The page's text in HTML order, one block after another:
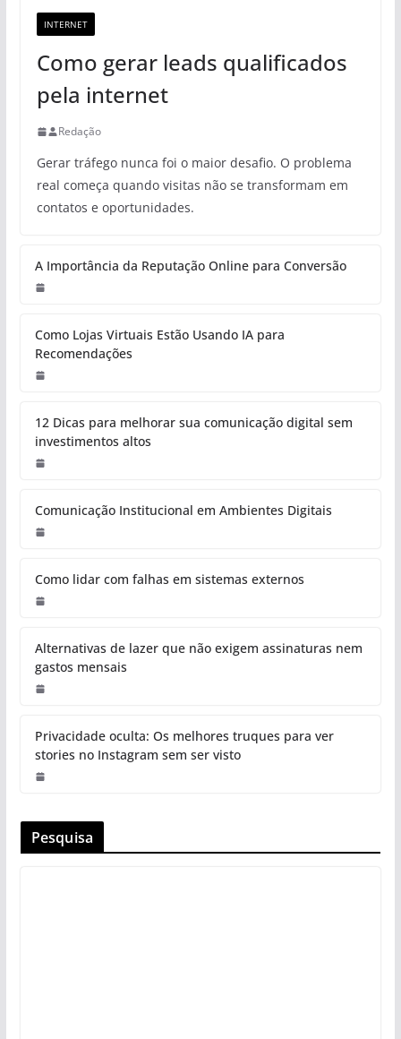
INTERNET
Como gerar leads qualificados
pela internet
Redação
Gerar tráfego nunca foi o maior desafio. O problema
real começa quando visitas não se transformam em
contatos e oportunidades.
A Importância da Reputação Online para Conversão
Como Lojas Virtuais Estão Usando IA para
Recomendações
12 Dicas para melhorar sua comunicação digital sem
investimentos altos
Comunicação Institucional em Ambientes Digitais
Como lidar com falhas em sistemas externos
Alternativas de lazer que não exigem assinaturas nem
gastos mensais
Privacidade oculta: Os melhores truques para ver
stories no Instagram sem ser visto
Pesquisa